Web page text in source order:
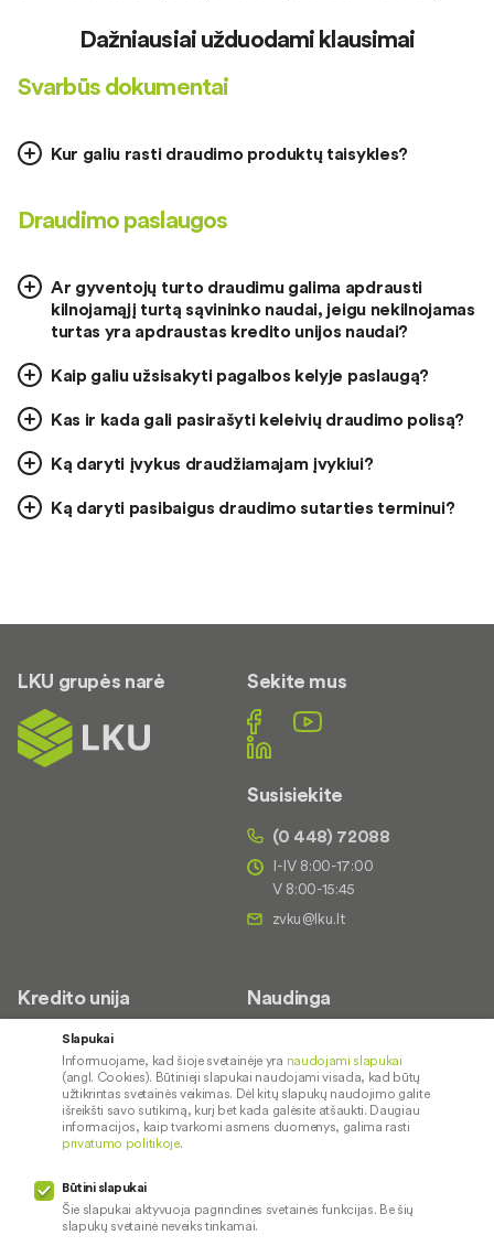
Dažniausiai užduodami klausimai
Svarbūs dokumentai
Kur galiu rasti draudimo produktų taisykles?
Draudimo paslaugos
Ar gyventojų turto draudimu galima apdrausti
kilnojamąjį turtą sąvininko naudai, jeigu nekilnojamas
turtas yra apdraustas kredito unijos naudai?
Kaip galiu užsisakyti pagalbos kelyje paslaugą?
Kas ir kada gali pasirašyti keleivių draudimo polisą?
Ką daryti įvykus draudžiamajam įvykiui?
Ką daryti pasibaigus draudimo sutarties terminui?
LKU grupės narė Sekite mus
Susisiekite
(0 448) 72088
I-IV 8:00-17:00
V 8:00-15:45
Kredito unija
Apie mus
Kontaktai
Karjera
Socialinė atsakomybė
Naudinga
Palūkanų normos
Paslaugų teikimo sąlygos ir
įkainiai
Pranešėjų apsauga
Slapukai
Informuojame, kad šioje svetainėje yra naudojami slapukai
(angl. Cookies). Būtinieji slapukai naudojami visada, kad būtų
užtikrintas svetainės veikimas. Dėl kitų slapukų naudojimo galite
išreikšti savo sutikimą, kurį bet kada galėsite atšaukti. Daugiau
informacijos, kaip tvarkomi asmens duomenys, galima rasti
privatumo politikoje.
Būtini slapukai
Šie slapukai aktyvuoja pagrindines svetainės funkcijas. Be šių
slapukų svetainė neveiks tinkamai.